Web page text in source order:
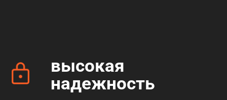
высокая
надежность